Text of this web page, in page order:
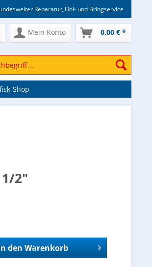
Reparatur, Hol- und Bringservice
Mein Konto 0,00 € *
Shop
2"
den Warenkorb